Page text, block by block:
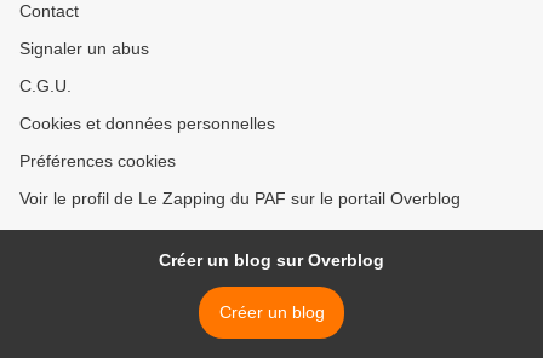
Contact
Signaler un abus
C.G.U.
Cookies et données personnelles
Préférences cookies
Voir le profil de Le Zapping du PAF sur le portail Overblog
Créer un blog sur Overblog
Créer un blog